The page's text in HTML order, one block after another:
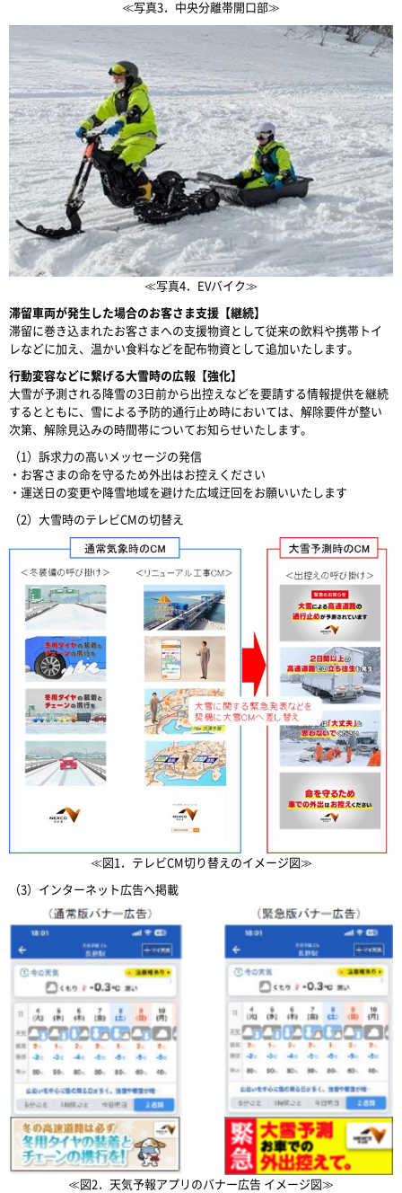
≪写真3．中央分離帯開口部≫
≪写真4．EVバイク≫
滞留車両が発生した場合のお客さま支援【継続】
滞留に巻き込まれたお客さまへの支援物資として従来の飲料や携帯トイ
レなどに加え、温かい食料などを配布物資として追加いたします。
行動変容などに繋げる大雪時の広報【強化】
大雪が予測される降雪の3日前から出控えなどを要請する情報提供を継続
するとともに、雪による予防的通行止め時においては、解除要件が整い
次第、解除見込みの時間帯についてお知らせいたします。
（1）訴求力の高いメッセージの発信
・お客さまの命を守るため外出はお控えください
・運送日の変更や降雪地域を避けた広域迂回をお願いいたします
（2）大雪時のテレビCMの切替え
≪図1．テレビCM切り替えのイメージ図≫
（3）インターネット広告へ掲載
≪図2．天気予報アプリのバナー広告 イメージ図≫